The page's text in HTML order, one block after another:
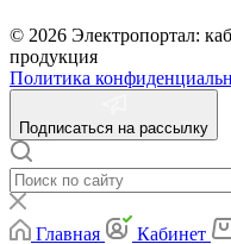
© 2026 Электропортал:
продукция
Политика
Подписаться на рассылку
Главная Кабинет